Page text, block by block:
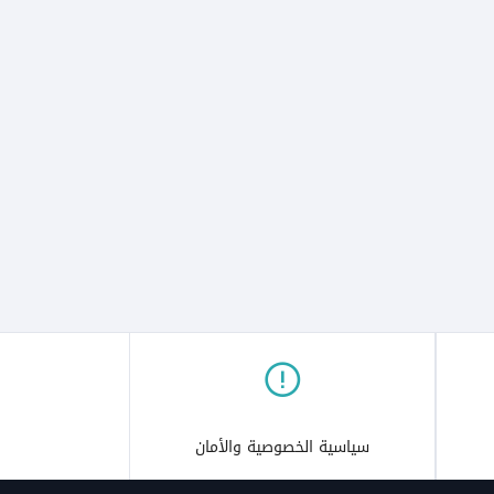
سياسية الخصوصية والأمان